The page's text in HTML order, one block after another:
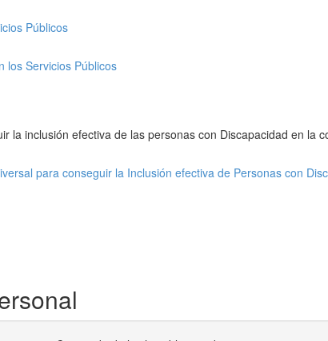
Públicos
los Servicios Públicos
la inclusión efectiva de las personas con Discapacidad en la
para conseguir la Inclusión efectiva de Personas con